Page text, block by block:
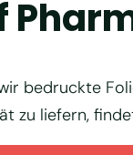
bedruckte
zu liefern,